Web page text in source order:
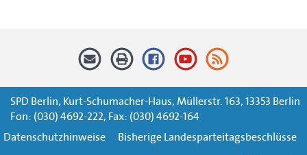
SPD Berlin, Kurt-Schumacher-Haus, Müllerstr. 163, 13353 Berlin
Fon: (030) 4692-222, Fax: (030) 4692-164
Datenschutzhinweise
Bisherige Landesparteitagsbeschlüsse